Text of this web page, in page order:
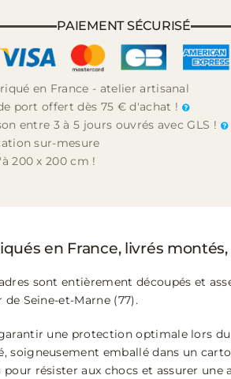
PAIEMENT SÉCURISÉ
en France - atelier artisanal
port offert dès 75 € d'achat !
entre 3 à 5 jours ouvrés avec GLS !
sur-mesure
200 x 200 cm !
en France, livrés
sont entièrement découpés et
de Seine-et-Marne (77).
une protection optimale lors
soigneusement emballé dans un
pour résister aux chocs et assurer une